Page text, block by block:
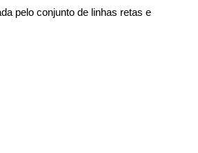
pelo conjunto de linhas retas e